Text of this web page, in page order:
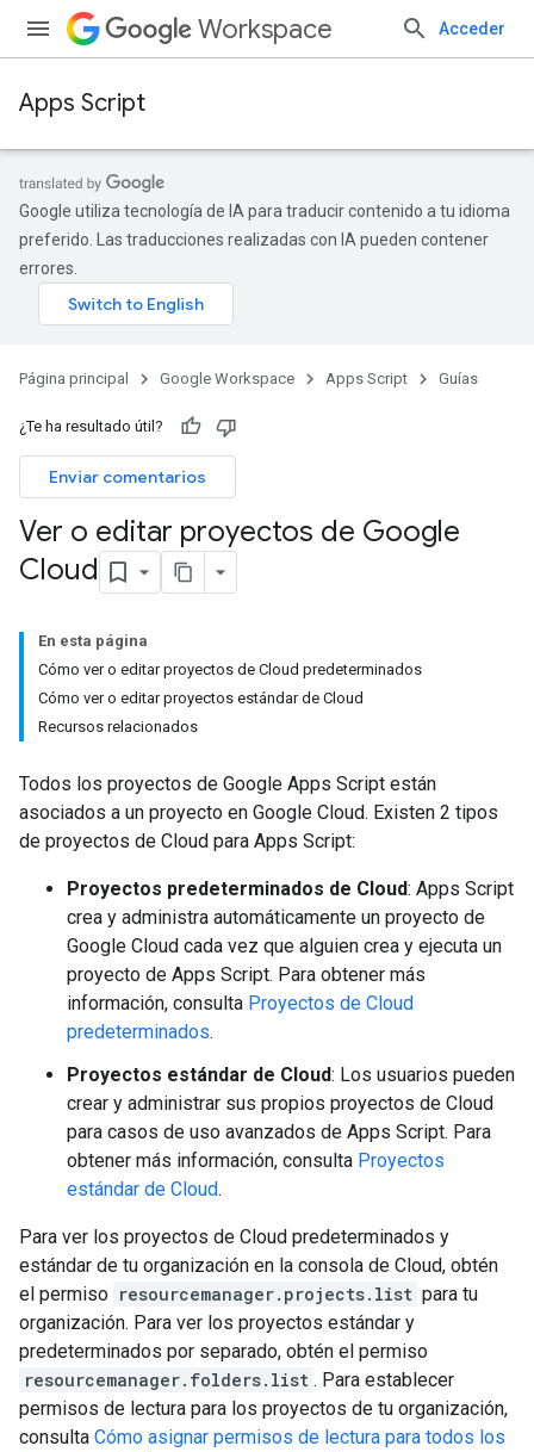
Workspace Acceder
Apps Script
Google utiliza tecnología de IA para traducir contenido a tu idioma
preferido. Las traducciones realizadas con IA pueden contener
errores.
Página principal Google Workspace Apps Script Guías
¿Te ha resultado útil?
Enviar comentarios
Ver o editar proyectos de Google
Cloud
En esta página
Cómo ver o editar proyectos de Cloud predeterminados
Cómo ver o editar proyectos estándar de Cloud
Recursos relacionados
Todos los proyectos de Google Apps Script están
asociados a un proyecto en Google Cloud. Existen 2 tipos
de proyectos de Cloud para Apps Script:
Proyectos predeterminados de Cloud: Apps Script
crea y administra automáticamente un proyecto de
Google Cloud cada vez que alguien crea y ejecuta un
proyecto de Apps Script. Para obtener más
información, consulta Proyectos de Cloud
predeterminados.
Proyectos estándar de Cloud: Los usuarios pueden
crear y administrar sus propios proyectos de Cloud
para casos de uso avanzados de Apps Script. Para
obtener más información, consulta Proyectos
estándar de Cloud.
Para ver los proyectos de Cloud predeterminados y
estándar de tu organización en la consola de Cloud, obtén
el permiso resourcemanager.projects.list para tu
organización. Para ver los proyectos estándar y
predeterminados por separado, obtén el permiso
resourcemanager.folders.list . Para establecer
permisos de lectura para los proyectos de tu organización,
consulta Cómo asignar permisos de lectura para todos los